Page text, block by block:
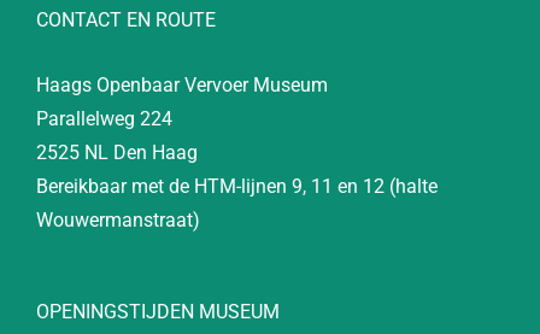
CONTACT EN ROUTE
Haags Openbaar Vervoer Museum
Parallelweg 224
2525 NL Den Haag
Bereikbaar met de HTM-lijnen 9, 11 en 12 (halte
Wouwermanstraat)
OPENINGSTIJDEN MUSEUM